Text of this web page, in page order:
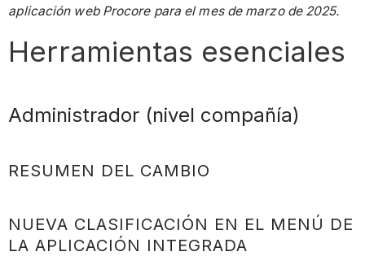
aplicación web Procore para el mes de marzo de 2025.
Herramientas esenciales
Administrador (nivel compañía)
RESUMEN DEL CAMBIO
NUEVA CLASIFICACIÓN EN EL MENÚ DE
LA APLICACIÓN INTEGRADA